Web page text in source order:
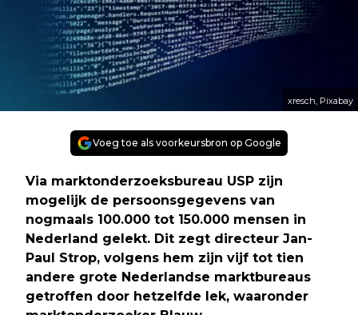
xresch, Pixabay
Voeg toe als voorkeursbron op Google
Via marktonderzoeksbureau USP zijn
mogelijk de persoonsgegevens van
nogmaals 100.000 tot 150.000 mensen in
Nederland gelekt. Dit zegt directeur Jan-
Paul Strop, volgens hem zijn vijf tot tien
andere grote Nederlandse marktbureaus
getroffen door hetzelfde lek, waaronder